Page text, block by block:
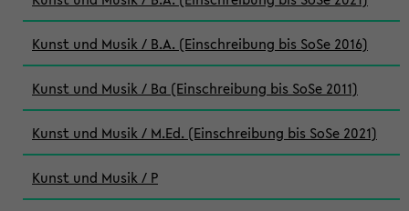
Kunst und Musik / B.A. (Einschreibung bis SoSe 2016)
Kunst und Musik / Ba (Einschreibung bis SoSe 2011)
Kunst und Musik / M.Ed. (Einschreibung bis SoSe 2021)
Kunst und Musik / P